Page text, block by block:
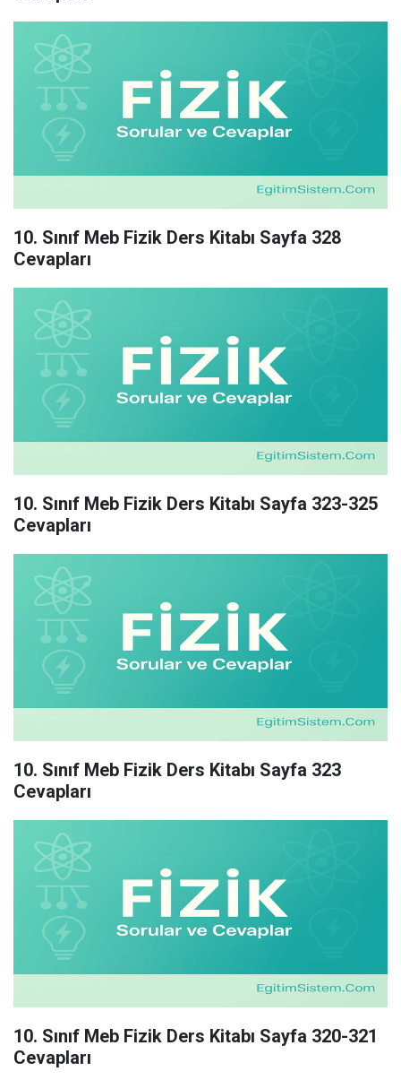
10. Sınıf Meb Fizik Ders Kitabı Sayfa 328
Cevapları
10. Sınıf Meb Fizik Ders Kitabı Sayfa 323-325
Cevapları
10. Sınıf Meb Fizik Ders Kitabı Sayfa 323
Cevapları
10. Sınıf Meb Fizik Ders Kitabı Sayfa 320-321
Cevapları